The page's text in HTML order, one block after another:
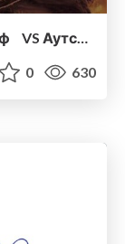
Разработка продукта VS Аутстаф VS Аутсорс
0 630